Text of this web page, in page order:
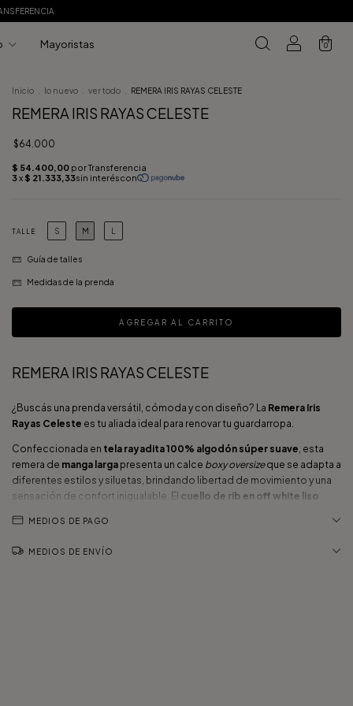
Mayoristas 0
Inicio lo nuevo ver todo REMERA IRIS RAYAS CELESTE
REMERA IRIS RAYAS CELESTE
$64.000
TALLE S M L
Guía de talles
Medidas de la prenda
REMERA IRIS RAYAS CELESTE
¿Buscás una prenda versátil, cómoda y con diseño? La Remera Iris
Rayas Celeste es tu aliada ideal para renovar tu guardarropa.
Confeccionada en tela rayadita 100% algodón súper suave , esta
remera de manga larga presenta un calce boxy oversizeque se adapta a
diferentes estilos y siluetas, brindando libertad de movimiento y una
sensación de confort inigualable. El cuello de rib en off white liso
celestes.
Perfecta para combinar con un jean, calzas o cualquier look casual,
MEDIOS DE PAGO
MEDIOS DE ENVÍO